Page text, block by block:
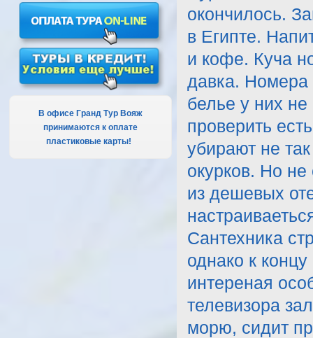
В офисе Гранд Тур Вояж
принимаются к оплате
пластиковые карты!
окончилось.
в Египте.
и кофе. Куча
давка. Номера
белье у них
проверить
убирают не
окурков. Но
из дешевых
Сантехника
однако к
интереная
телевизора
морю, сидит